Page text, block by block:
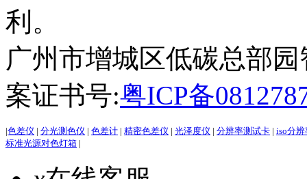
利。
广州市增城区低碳总部
案证书号:粤ICP备
|色差仪 | 分光测色仪 | 色差计 | 精密色差仪 | 光泽度仪 | 分辨率测试卡 | iso分
标准光源对色灯箱 |